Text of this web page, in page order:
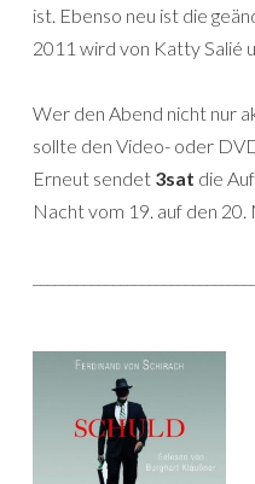
ist. Ebenso neu ist die
2011 wird von Katty Salié
Wer den Abend nicht nur
sollte den Video- oder
Erneut sendet 3sat die
Nacht vom 19. auf den 20.